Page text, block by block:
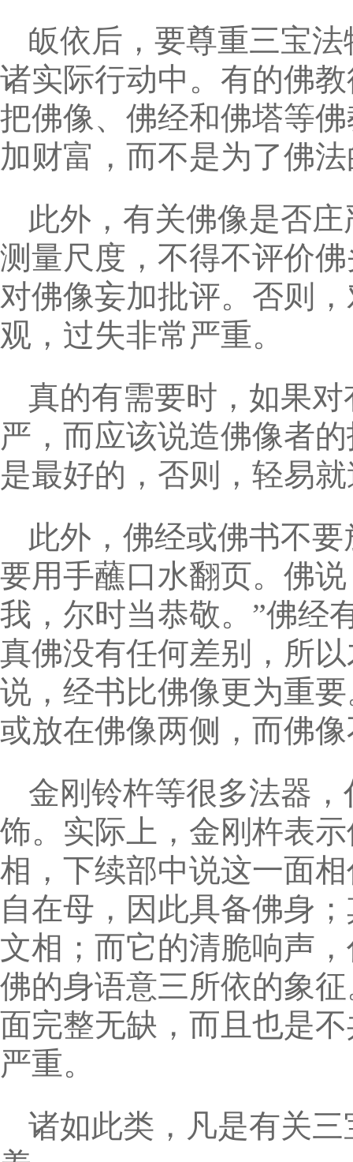
皈依后，要尊重三宝
诸实际行动中。有的佛
把佛像、佛经和佛塔等
加财富，而不是为了佛
此外，有关佛像是否
测量尺度，不得不评价
对佛像妄加批评。否则
观，过失非常严重。
真的有需要时，如果
严，而应该说造佛像者
是最好的，否则，轻易
此外，佛经或佛书不
要用手蘸口水翻页。佛
我，尔时当恭敬。”佛经
真佛没有任何差别，所
说，经书比佛像更为重
或放在佛像两侧，而佛
金刚铃杵等很多法器
饰。实际上，金刚杵表
相，下续部中说这一面
自在母，因此具备佛身
文相；而它的清脆响声
佛的身语意三所依的象
面完整无缺，而且也是
严重。
诸如此类，凡是有关